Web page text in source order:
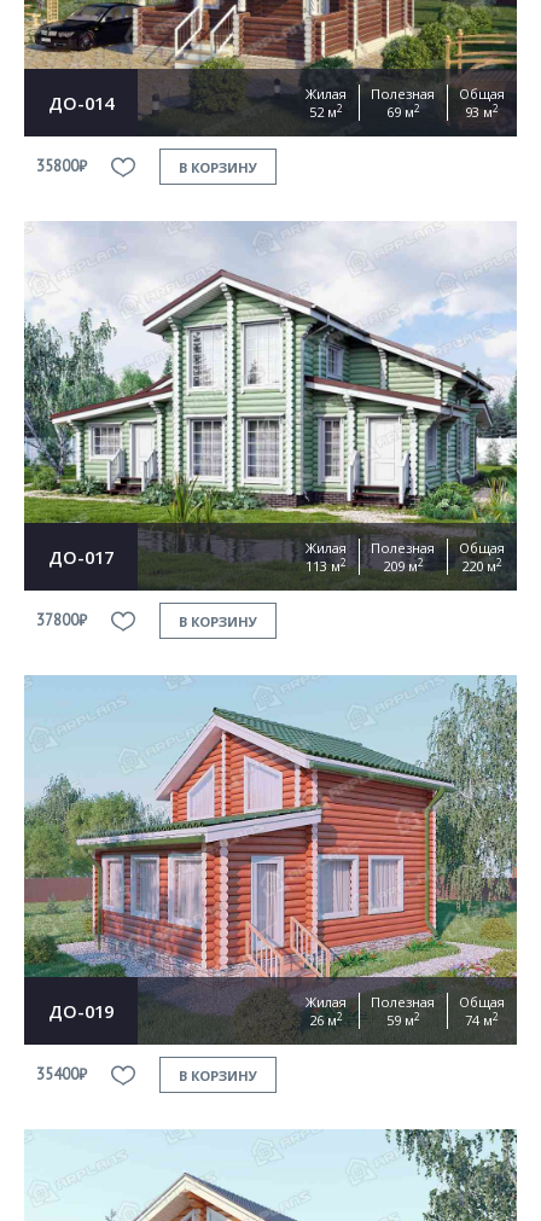
ДО-014
Жилая
52 м2
Полезная
69 м2
Общая
93 м2
35800₽ В КОРЗИНУ
ДО-017
Жилая
113 м2
Полезная
209 м2
Общая
220 м2
37800₽ В КОРЗИНУ
ДО-019
Жилая
26 м2
Полезная
59 м2
Общая
74 м2
35400₽ В КОРЗИНУ